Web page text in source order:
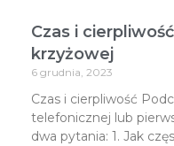
Czas i
krzyżowej
6 grudnia, 2023
Czas i cierpliwość
telefonicznej lub
dwa pytania: 1. Jak